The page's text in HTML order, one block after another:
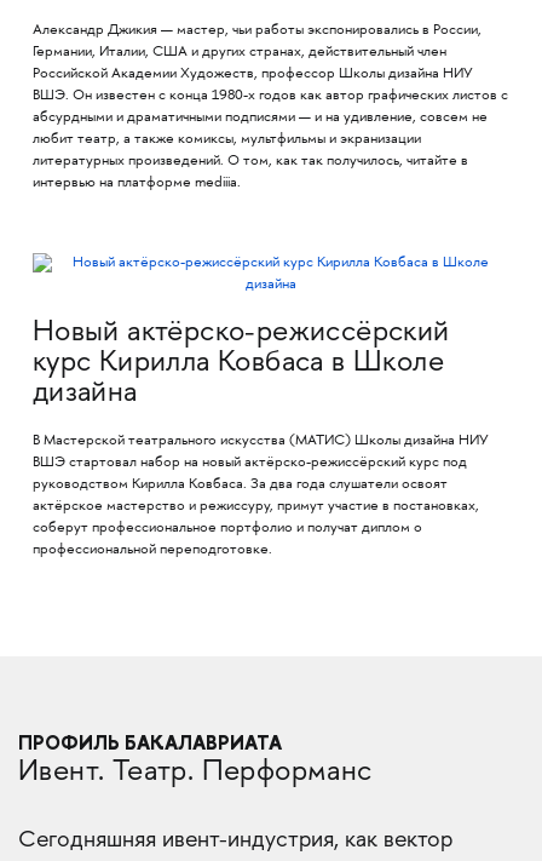
Александр Джикия — мастер, чьи работы экспонировались в России,
Германии, Италии, США и других странах, действительный член
Российской Академии Художеств, профессор Школы дизайна НИУ
ВШЭ. Он известен с конца 1980-х годов как автор графических листов с
абсурдными и драматичными подписями — и на удивление, совсем не
любит театр, а также комиксы, мультфильмы и экранизации
литературных произведений. О том, как так получилось, читайте в
интервью на платформе mediiia.
Новый актёрско-режиссёрский
курс Кирилла Ковбаса в Школе
дизайна
В Мастерской театрального искусства (МАТИС) Школы дизайна НИУ
ВШЭ стартовал набор на новый актёрско-режиссёрский курс под
руководством Кирилла Ковбаса. За два года слушатели освоят
актёрское мастерство и режиссуру, примут участие в постановках,
соберут профессиональное портфолио и получат диплом о
профессиональной переподготовке.
ПРОФИЛЬ БАКАЛАВРИАТА
Ивент. Театр. Перформанс
Сегодняшняя ивент-индустрия, как вектор